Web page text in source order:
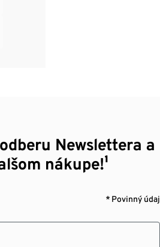
Newslettera a
nákupe!¹
* Povinný údaj